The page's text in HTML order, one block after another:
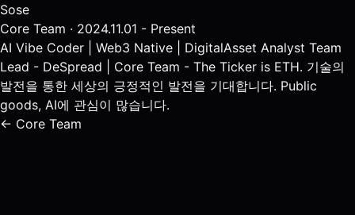
Sose
Core Team · 2024.11.01 - Present
AI Vibe Coder | Web3 Native | DigitalAsset Analyst Team
Lead - DeSpread | Core Team - The Ticker is ETH. 기술의
발전을 통한 세상의 긍정적인 발전을 기대합니다. Public
goods, AI에 관심이 많습니다.
← Core Team